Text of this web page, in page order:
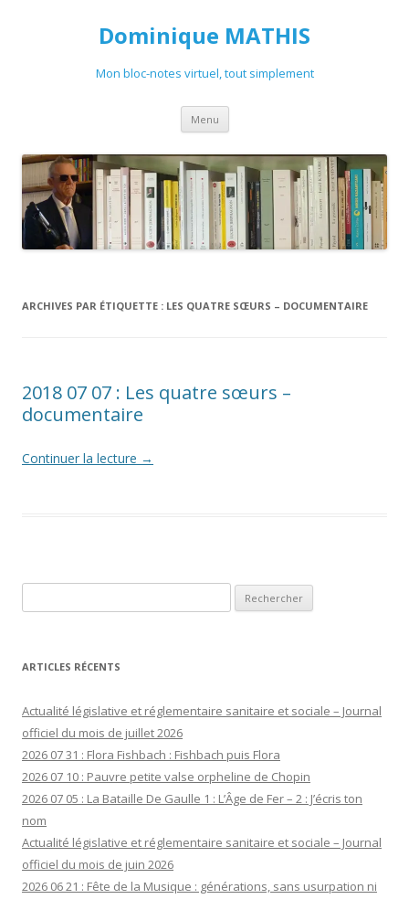
Dominique MATHIS
Mon bloc-notes virtuel, tout simplement
Menu Aller
contenu
ARCHIVES PAR ÉTIQUETTE : LES QUATRE SŒURS – DOCUMENTAIRE
2018 07 07 : Les quatre sœurs –
documentaire
Continuer la lecture →
ARTICLES RÉCENTS
Actualité législative et réglementaire sanitaire et sociale – Journal
officiel du mois de juillet 2026
2026 07 31 : Flora Fishbach : Fishbach puis Flora
2026 07 10 : Pauvre petite valse orpheline de Chopin
2026 07 05 : La Bataille De Gaulle 1 : L’Âge de Fer – 2 : J’écris ton
nom
Actualité législative et réglementaire sanitaire et sociale – Journal
officiel du mois de juin 2026
2026 06 21 : Fête de la Musique : générations, sans usurpation ni